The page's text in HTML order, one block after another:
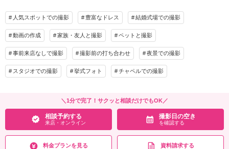
人気スポットでの撮影 豊富なドレス 結婚式場での撮影
動画の作成 家族・友人と撮影 ペットと撮影
事前来店なしで撮影 撮影前の打ち合わせ 夜景での撮影
スタジオでの撮影 挙式フォト チャペルでの撮影
＼1分で完了！サクッと相談だけでもOK／
相談予約する
来店・オンライン
撮影日の空き
を確認する
料金プランを見る 資料請求する